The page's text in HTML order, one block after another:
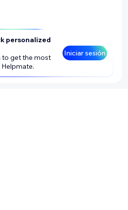
personalized
to get the most
Iniciar sesión